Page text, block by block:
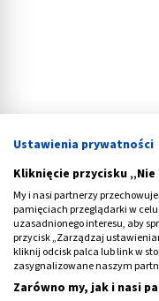
Jakie
Ustawienia prywatności
Kliknięcie przycisku
My i nasi partnerzy
pamięciach przeglądarki w
uzasadnionego interesu, aby
przycisk „Zarządzaj
kliknij odcisk palca lub link w
zasygnalizowane naszym
Zarówno my, jak i nasi